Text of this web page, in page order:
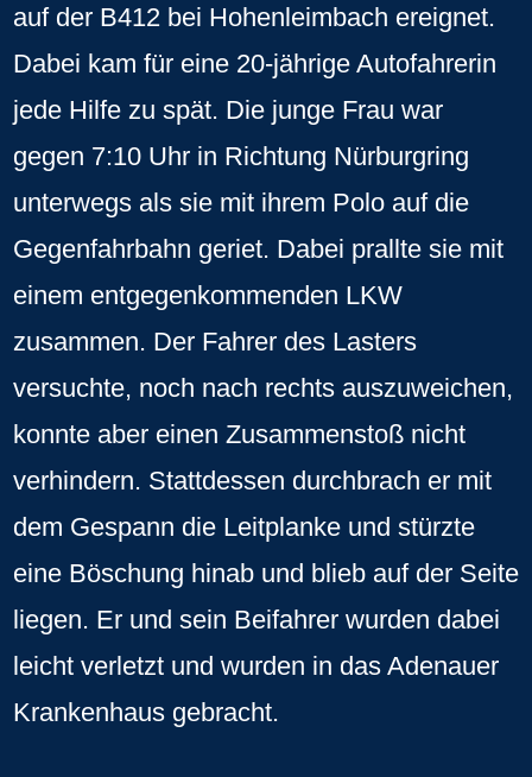
auf der B412 bei Hohenleimbach ereignet.
Dabei kam für eine 20-jährige Autofahrerin
jede Hilfe zu spät. Die junge Frau war
gegen 7:10 Uhr in Richtung Nürburgring
unterwegs als sie mit ihrem Polo auf die
Gegenfahrbahn geriet. Dabei prallte sie mit
einem entgegenkommenden LKW
zusammen. Der Fahrer des Lasters
versuchte, noch nach rechts auszuweichen,
konnte aber einen Zusammenstoß nicht
verhindern. Stattdessen durchbrach er mit
dem Gespann die Leitplanke und stürzte
eine Böschung hinab und blieb auf der Seite
liegen. Er und sein Beifahrer wurden dabei
leicht verletzt und wurden in das Adenauer
Krankenhaus gebracht.